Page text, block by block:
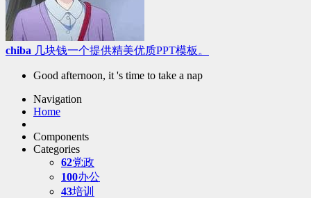
chiba 几块钱一个提供精美优质PPT模板。
Good afternoon, it 's time to take a nap
Navigation
Home
Components
Categories
62党政
100办公
43培训